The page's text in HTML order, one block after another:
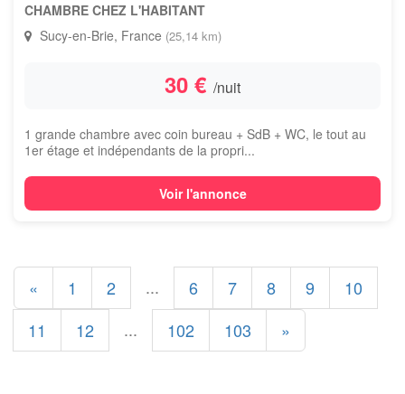
CHAMBRE CHEZ L'HABITANT
Sucy-en-Brie, France (25,14 km)
30 € /nuit
1 grande chambre avec coin bureau + SdB + WC, le tout au
1er étage et indépendants de la propri...
Voir l'annonce
« 1 2 ... 6 7 8 9
10
11
12 ... 102 103 »